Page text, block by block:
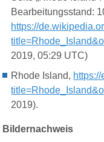
Bearbeitungsstand:
https://
2019, 05:29 UTC)
Rhode Island,
2019).
Bildernachweis